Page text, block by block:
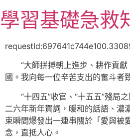
至
主
學習基礎急救
“大師拼搏朝上進步、耕作貢
國。我向每一位辛苦支出的奮斗者
“十四五”收官、“十五五”殘局
二六年新年賀詞，暖和的話語、濃
束瞬間爆發出一連串關於「愛與被
念，直抵人心。